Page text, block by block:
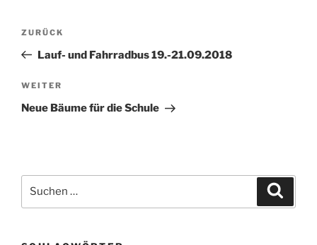
Beitragsnavigation
Vorheriger
Beitrag
ZURÜCK
Lauf- und Fahrradbus 19.-21.09.2018
Nächster
Beitrag
WEITER
Neue Bäume für die Schule
nach: